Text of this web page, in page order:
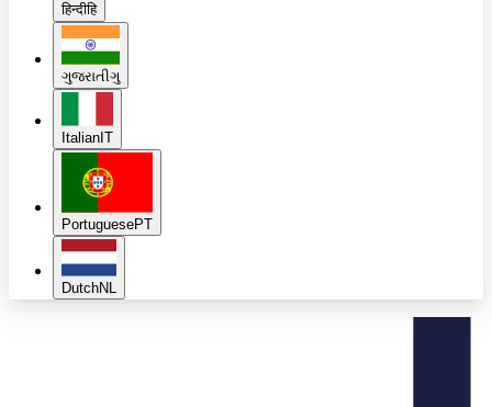
हिन्दीहि
ગુજરાતીગુ
Italian IT
PortuguesePT
DutchNL